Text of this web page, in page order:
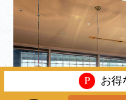
P お得